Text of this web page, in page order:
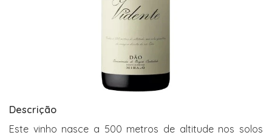
Descrição
Este vinho nasce a 500 metros de altitude nos solos